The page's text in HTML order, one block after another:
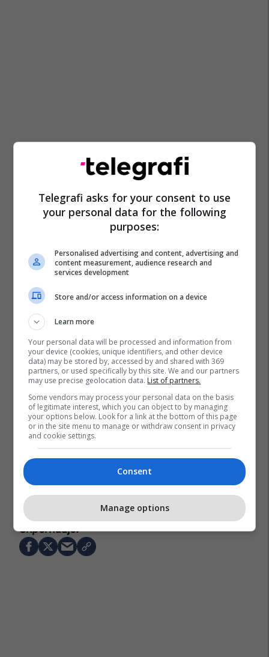
Chelsea Mauricio Pochettino Manchester City
Telegrafi asks for your consent to use
your personal data for the following
purposes:
Personalised advertising and content, advertising and
content measurement, audience research and
services development
Store and/or access information on a device
Learn more
Your personal data will be processed and information from
your device (cookies, unique identifiers, and other device
data) may be stored by, accessed by and shared with 369
partners, or used specifically by this site. We and our partners
may use precise geolocation data. List of partners.
Some vendors may process your personal data on the basis
of legitimate interest, which you can object to by managing
your options below. Look for a link at the bottom of this page
or in the site menu to manage or withdraw consent in privacy
and cookie settings.
Consent
Manage options